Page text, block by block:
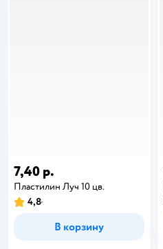
7,40 р.
Пластилин Луч 10 цв.
4,8
В корзину